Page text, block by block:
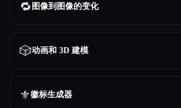
🔁 图像到图像的变化
🎲动画和 3D 建模
⚜️徽标生成器